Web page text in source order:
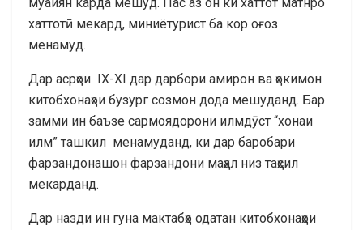
хаттотӣ мекард, миниётурист ба кор оғоз
менамуд.
Дар асрҳои IX-XI дар дарбори амирон ва ҳокимон
китобхонаҳои бузург созмон дода мешуданд. Бар
замми ин баъзе сармоядорони илмдӯст “хонаи
илм” ташкил менамуданд, ки дар баробари
фарзандонашон фарзандони маҳал низ таҳсил
мекарданд.
Дар назди ин гуна мактабҳо одатан китобхонаҳои